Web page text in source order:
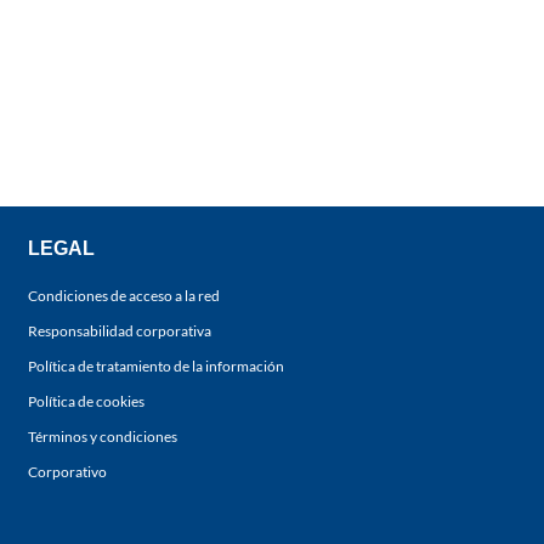
LEGAL
Condiciones de acceso a la red
Responsabilidad corporativa
Política de tratamiento de la información
Política de cookies
Términos y condiciones
Corporativo